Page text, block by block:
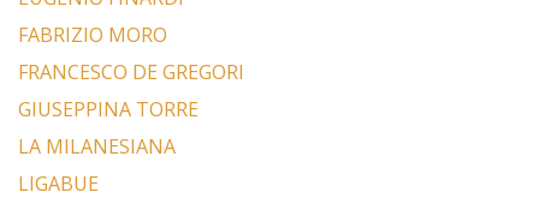
FABRIZIO MORO
FRANCESCO DE GREGORI
GIUSEPPINA TORRE
LA MILANESIANA
LIGABUE